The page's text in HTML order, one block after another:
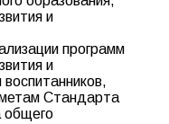
и
программ
и
Стандарта
общего